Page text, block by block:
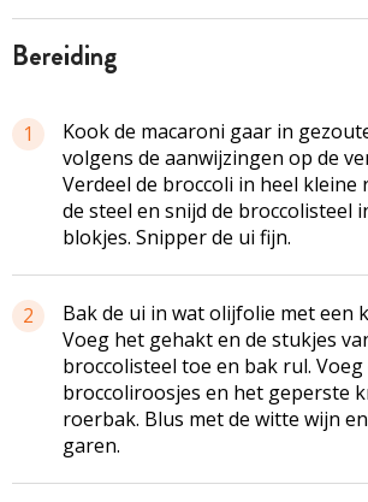
bereiding
1
Kook de macaroni gaar in
volgens de aanwijzingen op de
Verdeel de broccoli in heel kleine
de steel en snijd de broccolisteel
blokjes. Snipper de ui fijn.
2
Bak de ui in wat olijfolie met een
Voeg het gehakt en de stukjes
broccolisteel toe en bak rul. Voeg
broccoliroosjes en het geperste
roerbak. Blus met de witte wijn
garen.